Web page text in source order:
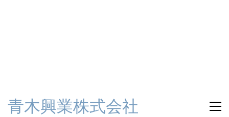
青木興業株式会社